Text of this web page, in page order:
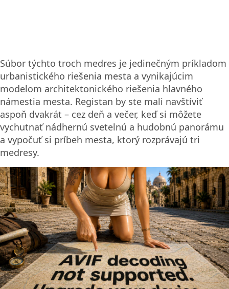
Súbor týchto troch medres je jedinečným príkladom
urbanistického riešenia mesta a vynikajúcim
modelom architektonického riešenia hlavného
námestia mesta. Registan by ste mali navštíviť
aspoň dvakrát – cez deň a večer, keď si môžete
vychutnať nádhernú svetelnú a hudobnú panorámu
a vypočuť si príbeh mesta, ktorý rozprávajú tri
medresy.